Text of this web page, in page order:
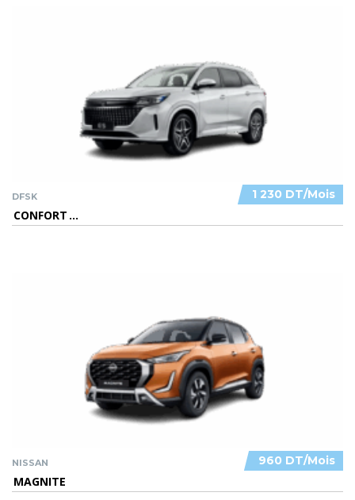
1 230 DT/Mois
DFSK
CONFORT ...
960 DT/Mois
NISSAN
MAGNITE